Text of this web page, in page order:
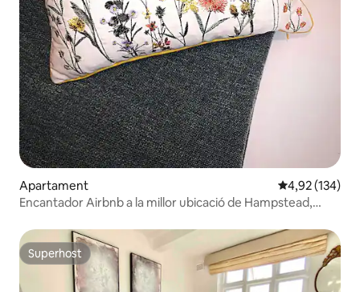
Apartament 4,92 de
4,92 (134)
Encantador Airbnb a la millor ubicació de Hampstead,
Superhost
Superhost